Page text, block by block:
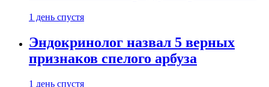
1 день спустя
Эндокринолог назвал 5 верных
признаков спелого арбуза
1 день спустя